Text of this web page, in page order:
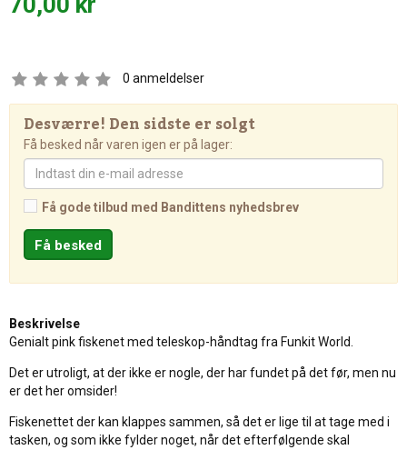
0 anmeldelser
Desværre! Den sidste er solgt
Få besked når varen igen er på lager:
Få gode tilbud med Bandittens nyhedsbrev
Beskrivelse
Genialt pink fiskenet med teleskop-håndtag fra Funkit World.
Det er utroligt, at der ikke er nogle, der har fundet på det før, men nu
er det her omsider!
Fiskenettet der kan klappes sammen, så det er lige til at tage med i
tasken, og som ikke fylder noget, når det efterfølgende skal